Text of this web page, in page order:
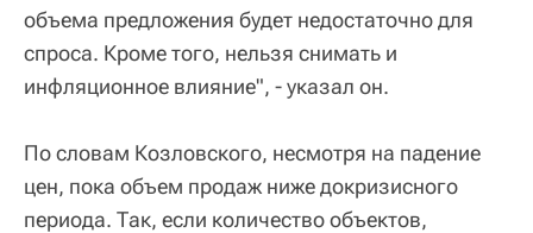
объема предложения будет недостаточно для
спроса. Кроме того, нельзя снимать и
инфляционное влияние", - указал он.
По словам Козловского, несмотря на падение
цен, пока объем продаж ниже докризисного
периода. Так, если количество объектов,